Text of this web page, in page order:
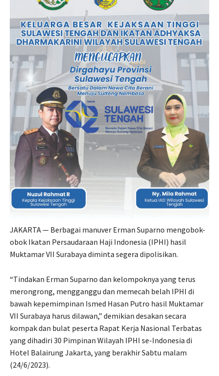
JAKARTA — Berbagai manuver Erman Suparno mengobok-
obok Ikatan Persaudaraan Haji Indonesia (IPHI) hasil
Muktamar VII Surabaya diminta segera dipolisikan.
“Tindakan Erman Suparno dan kelompoknya yang terus
merongrong, mengganggu dan memecah belah IPHI di
bawah kepemimpinan Ismed Hasan Putro hasil Muktamar
VII Surabaya harus dilawan,” demikian desakan secara
kompak dan bulat peserta Rapat Kerja Nasional Terbatas
yang dihadiri 30 Pimpinan Wilayah IPHI se-Indonesia di
Hotel Balairung Jakarta, yang berakhir Sabtu malam
(24/6/2023).